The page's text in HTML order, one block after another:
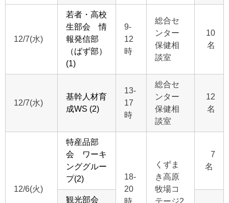
12/7(水)
若者・高校
生部会 情
報発信部
（ばず部）
(1)
9-
12
時
総合セ
ンター
保健相
談室
10
名
12/7(水)
基幹人材育
成WS (2)
13-
17
時
総合セ
ンター
保健相
談室
12
名
12/6(火)
特産品部
会 ワーキ
ンググルー
プ(2)
18-
20
くずま
き高原
牧場コ
7
名
観光部会